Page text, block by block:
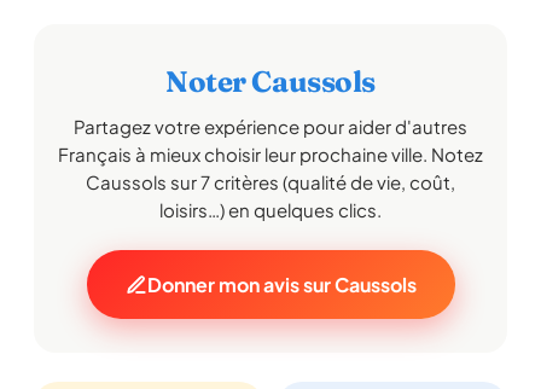
Noter Caussols
Partagez votre expérience pour aider d'autres
Français à mieux choisir leur prochaine ville. Notez
Caussols sur 7 critères (qualité de vie, coût,
loisirs…) en quelques clics.
Donner mon avis sur Caussols